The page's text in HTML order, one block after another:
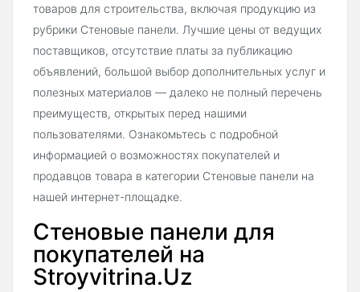
товаров для строительства, включая продукцию из
рубрики Стеновые панели. Лучшие цены от ведущих
поставщиков, отсутствие платы за публикацию
объявлений, большой выбор дополнительных услуг и
полезных материалов — далеко не полный перечень
преимуществ, открытых перед нашими
пользователями. Ознакомьтесь с подробной
информацией о возможностях покупателей и
продавцов товара в категории Стеновые панели на
нашей интернет-площадке.
Стеновые панели для
покупателей на
Stroyvitrina.Uz